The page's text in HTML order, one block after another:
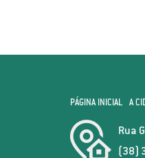
PÁGINA INICIAL A
Rua
(38)